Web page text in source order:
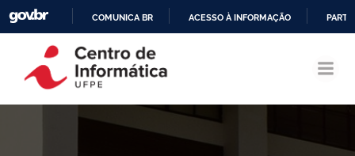
CONTEÚDO
COMUNICA BR ACESSO À INFORMAÇÃO